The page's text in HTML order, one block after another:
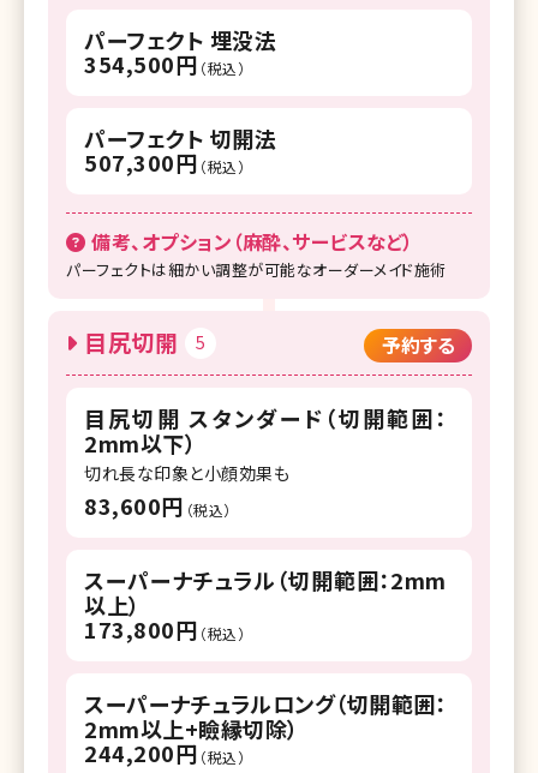
パーフェクト 埋没法
354,500円 （税込）
パーフェクト 切開法
507,300円 （税込）
備考、オプション（麻酔、サービスなど）
パーフェクトは細かい調整が可能なオーダーメイド施術
目尻切開 5 予約する
目尻切開 スタンダード（切開範囲：
2mm以下）
切れ長な印象と小顔効果も
83,600円 （税込）
スーパーナチュラル（切開範囲：2mm
以上）
173,800円 （税込）
スーパーナチュラルロング（切開範囲：
2mm以上+瞼縁切除）
244,200円 （税込）